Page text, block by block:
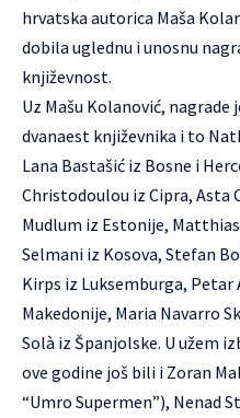
hrvatska autorica Maša
dobila uglednu i unosnu
književnost.
Uz Mašu Kolanović, nagrade
dvanaest književnika i to
Lana Bastašić iz Bosne i
Christodoulou iz Cipra, Asta
Mudlum iz Estonije,
Selmani iz Kosova, Stefan
Kirps iz Luksemburga, Petar
Makedonije, Maria Navarro
Solà iz Španjolske. U užem
ove godine još bili i Zoran
“Umro Supermen”), Nenad